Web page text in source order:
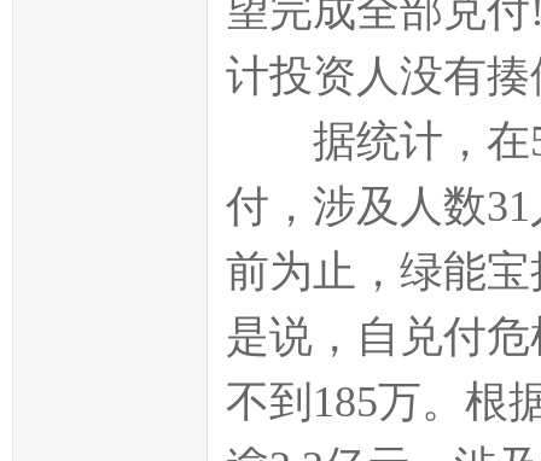
望完成全部兑
计投资人没有
据统计，在5
付，涉及人数
前为止，绿能
是说，自兑付
不到185万。根